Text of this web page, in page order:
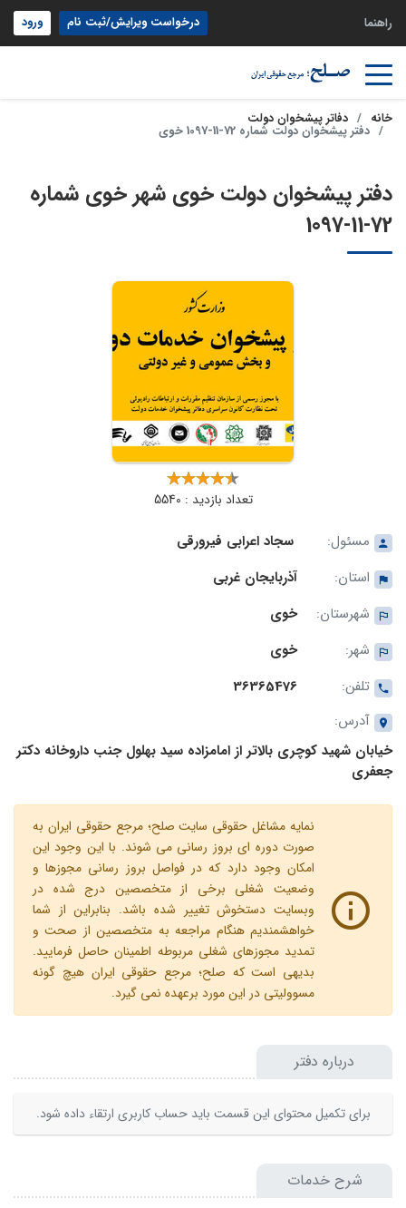
راهنما درخواست ویرایش/ثبت نام ورود
خانه دفاتر پیشخوان دولت
دفتر پیشخوان دولت شماره 72-11-1097 خوی
دفتر پیشخوان دولت خوی شهر خوی شماره
72-11-1097
تعداد بازدید : 5540
مسئول:
سجاد اعرابی فیرورقی
استان:
آذربایجان غربی
شهرستان:
خوی
شهر:
خوی
تلفن:
36365476
آدرس:
خیابان شهید کوچری بالاتر از امامزاده سید بهلول جنب داروخانه دکتر
جعفری
نمایه مشاغل حقوقی سایت صلح؛ مرجع حقوقی ایران به
صورت دوره ای بروز رسانی می شوند. با این وجود این
امکان وجود دارد که در فواصل بروز رسانی مجوزها و
وضعیت شغلی برخی از متخصصین درج شده در
وبسایت دستخوش تغییر شده باشد. بنابراین از شما
خواهشمندیم هنگام مراجعه به متخصصین از صحت و
تمدید مجوزهای شغلی مربوطه اطمینان حاصل فرمایید.
بدیهی است که صلح؛ مرجع حقوقی ایران هیچ گونه
مسوولیتی در این مورد برعهده نمی گیرد.
درباره دفتر
برای تکمیل محتوای این قسمت باید حساب کاربری ارتقاء داده شود.
شرح خدمات